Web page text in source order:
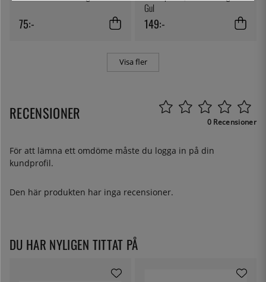
75:-
Gul
149:-
Visa fler
RECENSIONER 0 Recensioner
För att lämna ett omdöme måste du logga in på din
kundprofil.
Den här produkten har inga recensioner.
DU HAR NYLIGEN TITTAT PÅ